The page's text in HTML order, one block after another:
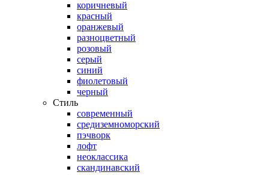
коричневый
красный
оранжевый
разноцветный
розовый
серый
синий
фиолетовый
черный
Стиль
современный
средиземноморский
пэчворк
лофт
неоклассика
скандинавский